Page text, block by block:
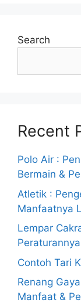
Search
Recent
Polo Air :
Bermain &
Atletik :
Manfaatnya
Lempar
Peraturannya
Contoh Tari
Renang
Manfaat &